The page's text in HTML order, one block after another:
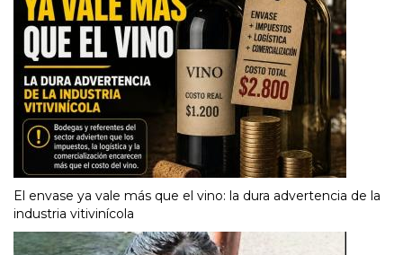
El envase ya vale más que el vino: la dura advertencia de la
industria vitivinícola